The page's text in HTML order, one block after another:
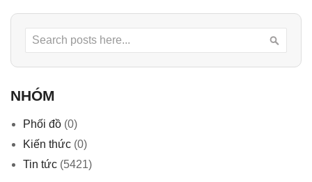
Search
NHÓM
Phối đồ (0)
Kiến thức (0)
Tin tức (5421)